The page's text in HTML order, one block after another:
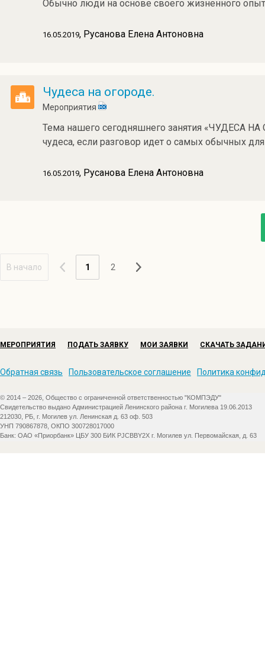
Обычно люди на основе своего жизненного
16.05.2019, Русанова Елена Антоновна
Чудеса на огороде.
Мероприятия
Тема нашего сегодняшнего занятия «ЧУДЕСА
чудеса, если разговор идет о самых обычных
16.05.2019, Русанова Елена Антоновна
В начало 1 2
МЕРОПРИЯТИЯ ПОДАТЬ ЗАЯВКУ МОИ ЗАЯВКИ СКАЧАТЬ
Обратная связь Пользовательское соглашение Политика
© 2014 – 2026, Общество с ограниченной ответственностью "КОМПЭДУ"
Свидетельство выдано Администрацией Ленинского района г. Могилева 19.06.2013
212030, РБ, г. Могилев ул. Ленинская д. 63 оф. 503
УНП 790867878, ОКПО 300728017000
Банк: ОАО «Приорбанк» ЦБУ 300 БИК PJCBBY2X г. Могилев ул. Первомайская, д. 63